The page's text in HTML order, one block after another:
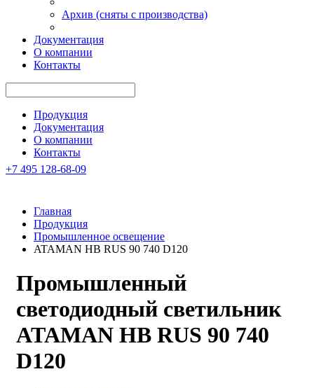
Архив (сняты с производства)
Документация
О компании
Контакты
Продукция
Документация
О компании
Контакты
+7 495 128-68-09
Главная
Продукция
Промышленное освещение
ATAMAN HB RUS 90 740 D120
Промышленный
светодиодный светильник
ATAMAN HB RUS 90 740
D120